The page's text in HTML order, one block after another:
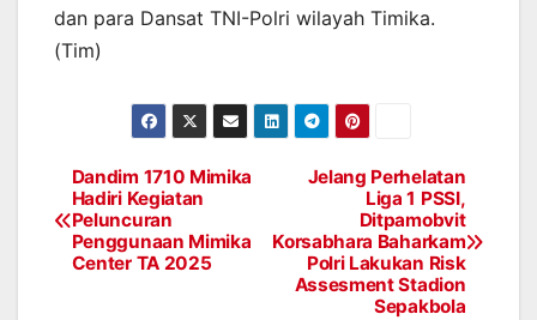
dan para Dansat TNI-Polri wilayah Timika.
(Tim)
Post
navigation
Jelang Perhelatan
Liga 1 PSSI,
Ditpamobvit
Korsabhara Baharkam
Polri Lakukan Risk
Assesment Stadion
Sepakbola
Dandim 1710 Mimika
Hadiri Kegiatan
Peluncuran
Penggunaan Mimika
Center TA 2025